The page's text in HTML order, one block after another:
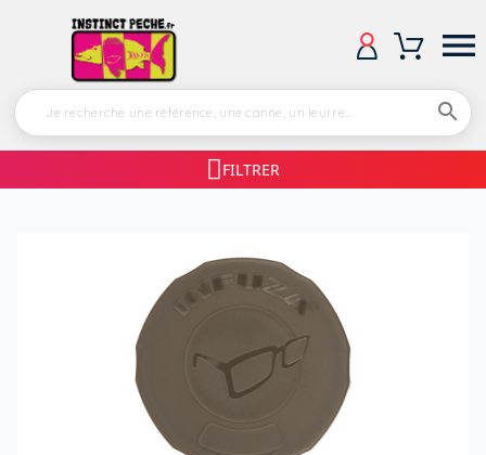


FILTRER